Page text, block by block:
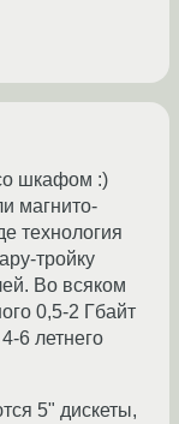
шкафом :)
магнито-
технология
тройку
Во всяком
0,5-2 Гбайт
6 летнего
5" дискеты,